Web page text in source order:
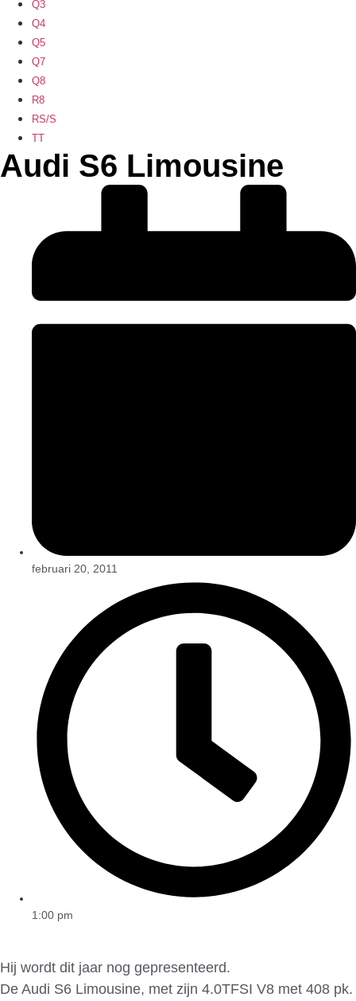
Q3
Q4
Q5
Q7
Q8
R8
RS/S
TT
Audi S6 Limousine
februari 20, 2011
1:00 pm
Hij wordt dit jaar nog gepresenteerd.
De Audi S6 Limousine, met zijn 4.0TFSI V8 met 408 pk.